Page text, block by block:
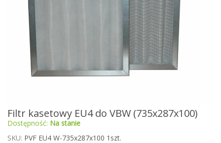
Przejdź
na
początek
galerii
Filtr kasetowy EU4 do VBW (735x287x100)
Dostępność: Na stanie
SKU PVF EU4 W-735x287x100 1szt.